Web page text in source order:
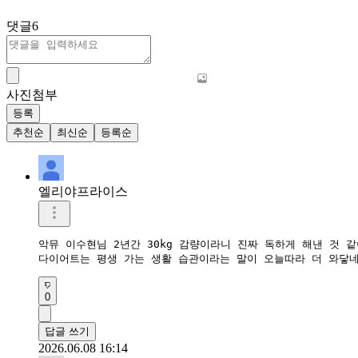
댓글6
사진첨부
등록
추천순
최신순 등록순
엘리야프라이스
악뮤 이수현님 2년간 30kg 감량이라니 진짜 독하게 해낸 것
다이어트는 평생 가는 생활 습관이라는 말이 오늘따라 더 와
0
답글 쓰기
2026.06.08 16:14